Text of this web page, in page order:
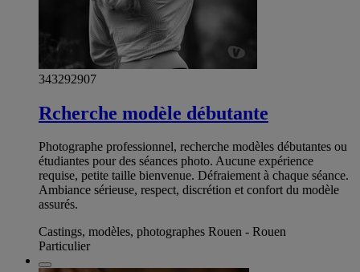
343292907
Rcherche modèle débutante
Photographe professionnel, recherche modèles débutantes ou
étudiantes pour des séances photo. Aucune expérience
requise, petite taille bienvenue. Défraiement à chaque séance.
Ambiance sérieuse, respect, discrétion et confort du modèle
assurés.
Castings, modèles, photographes Rouen - Rouen
Particulier